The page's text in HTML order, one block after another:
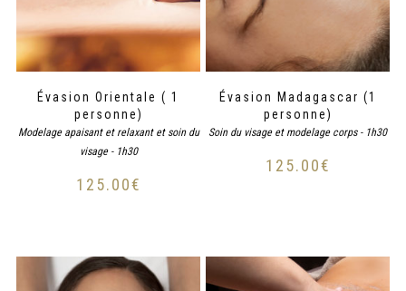
Évasion Orientale ( 1
personne)
Modelage apaisant et relaxant et soin du
visage - 1h30
125.00€
Évasion Madagascar (1
personne)
Soin du visage et modelage corps - 1h30
125.00€